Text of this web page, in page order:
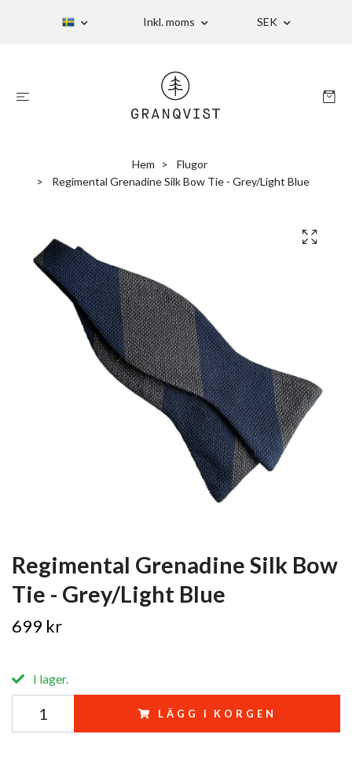
Inkl. moms SEK
Hem
Flugor
Regimental Grenadine Silk Bow Tie - Grey/Light Blue
Regimental Grenadine Silk Bow
Tie - Grey/Light Blue
699 kr
I lager.
LÄGG I KORGEN